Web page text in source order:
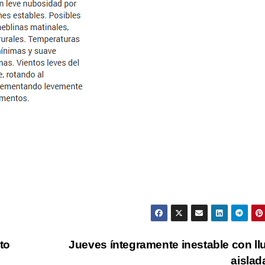
Jueves íntegramente inestable con